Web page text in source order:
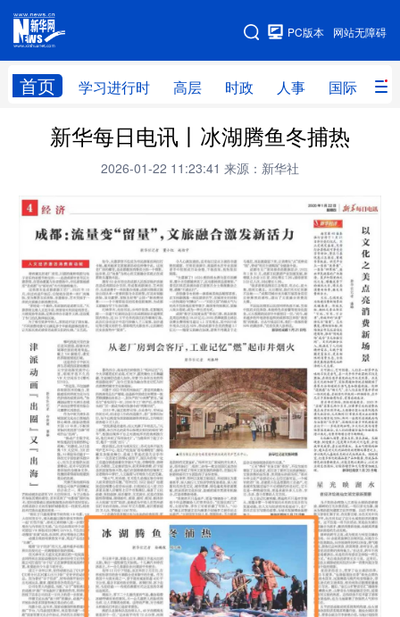
网站无障碍
PC版本
首页 学习进行时 高层 时政 人事 国际 财
网站地图
学习进行时 高层 时政 人事
财经 网评
台湾 思客智库 全球连线 教育
科技 科创 量子 体育
文化 书画 健康 军事
访谈 视频 图片 政务
法律 汽车
食品 人居 信息化 数字经济
学术中国 乡村振兴 银龄 溯源中国
城市 旅游 能源 会展
彩票 娱乐 时尚 悦读
公益 一带一路 上市公司
文化产业
新华每日电讯丨冰湖腾鱼冬捕热
2026-01-22 11:23:41 来源：新华社